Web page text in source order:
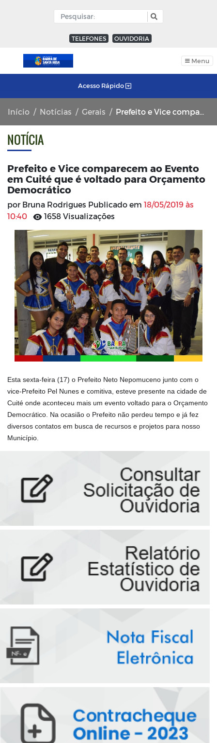
TELEFONES OUVIDORIA
Menu
Acesso Rápido
Início Notícias Gerais Prefeito e Vice comparecem ao Evento em Cuité que é voltado para Orçamento Democrático
NOTÍCIA
Prefeito e Vice comparecem ao Evento
em Cuité que é voltado para Orçamento
Democrático
por Bruna Rodrigues Publicado em 18/05/2019 às
10:40
1658 Visualizações
Esta sexta-feira (17) o Prefeito Neto Nepomuceno junto com o
vice-Prefeito Pel Nunes e comitiva, esteve presente na cidade de
Cuité onde aconteceu mais um evento voltado para o Orçamento
Democrático. Na ocasião o Prefeito não perdeu tempo e já fez
diversos contatos em busca de recursos e projetos para nosso
Município.